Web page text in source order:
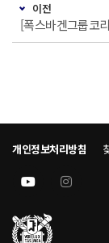
이전
[폭스바겐그룹코
개인정보처리방침